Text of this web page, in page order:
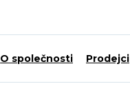
O společnosti Prodejci